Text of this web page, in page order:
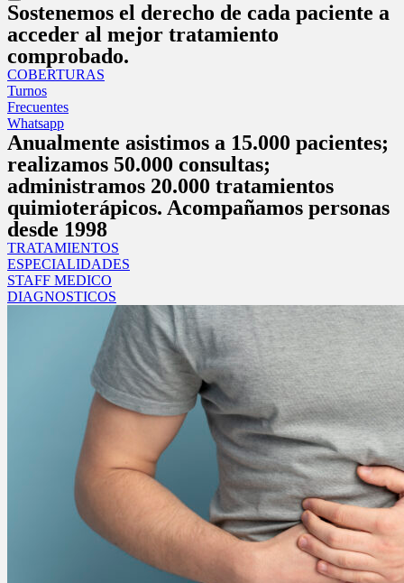
Sostenemos el derecho de cada paciente a
acceder al mejor tratamiento
comprobado.
COBERTURAS
Turnos
Frecuentes
Whatsapp
Anualmente asistimos a 15.000 pacientes;
realizamos 50.000 consultas;
administramos 20.000 tratamientos
quimioterápicos. Acompañamos personas
desde 1998
TRATAMIENTOS
ESPECIALIDADES
STAFF MEDICO
DIAGNOSTICOS